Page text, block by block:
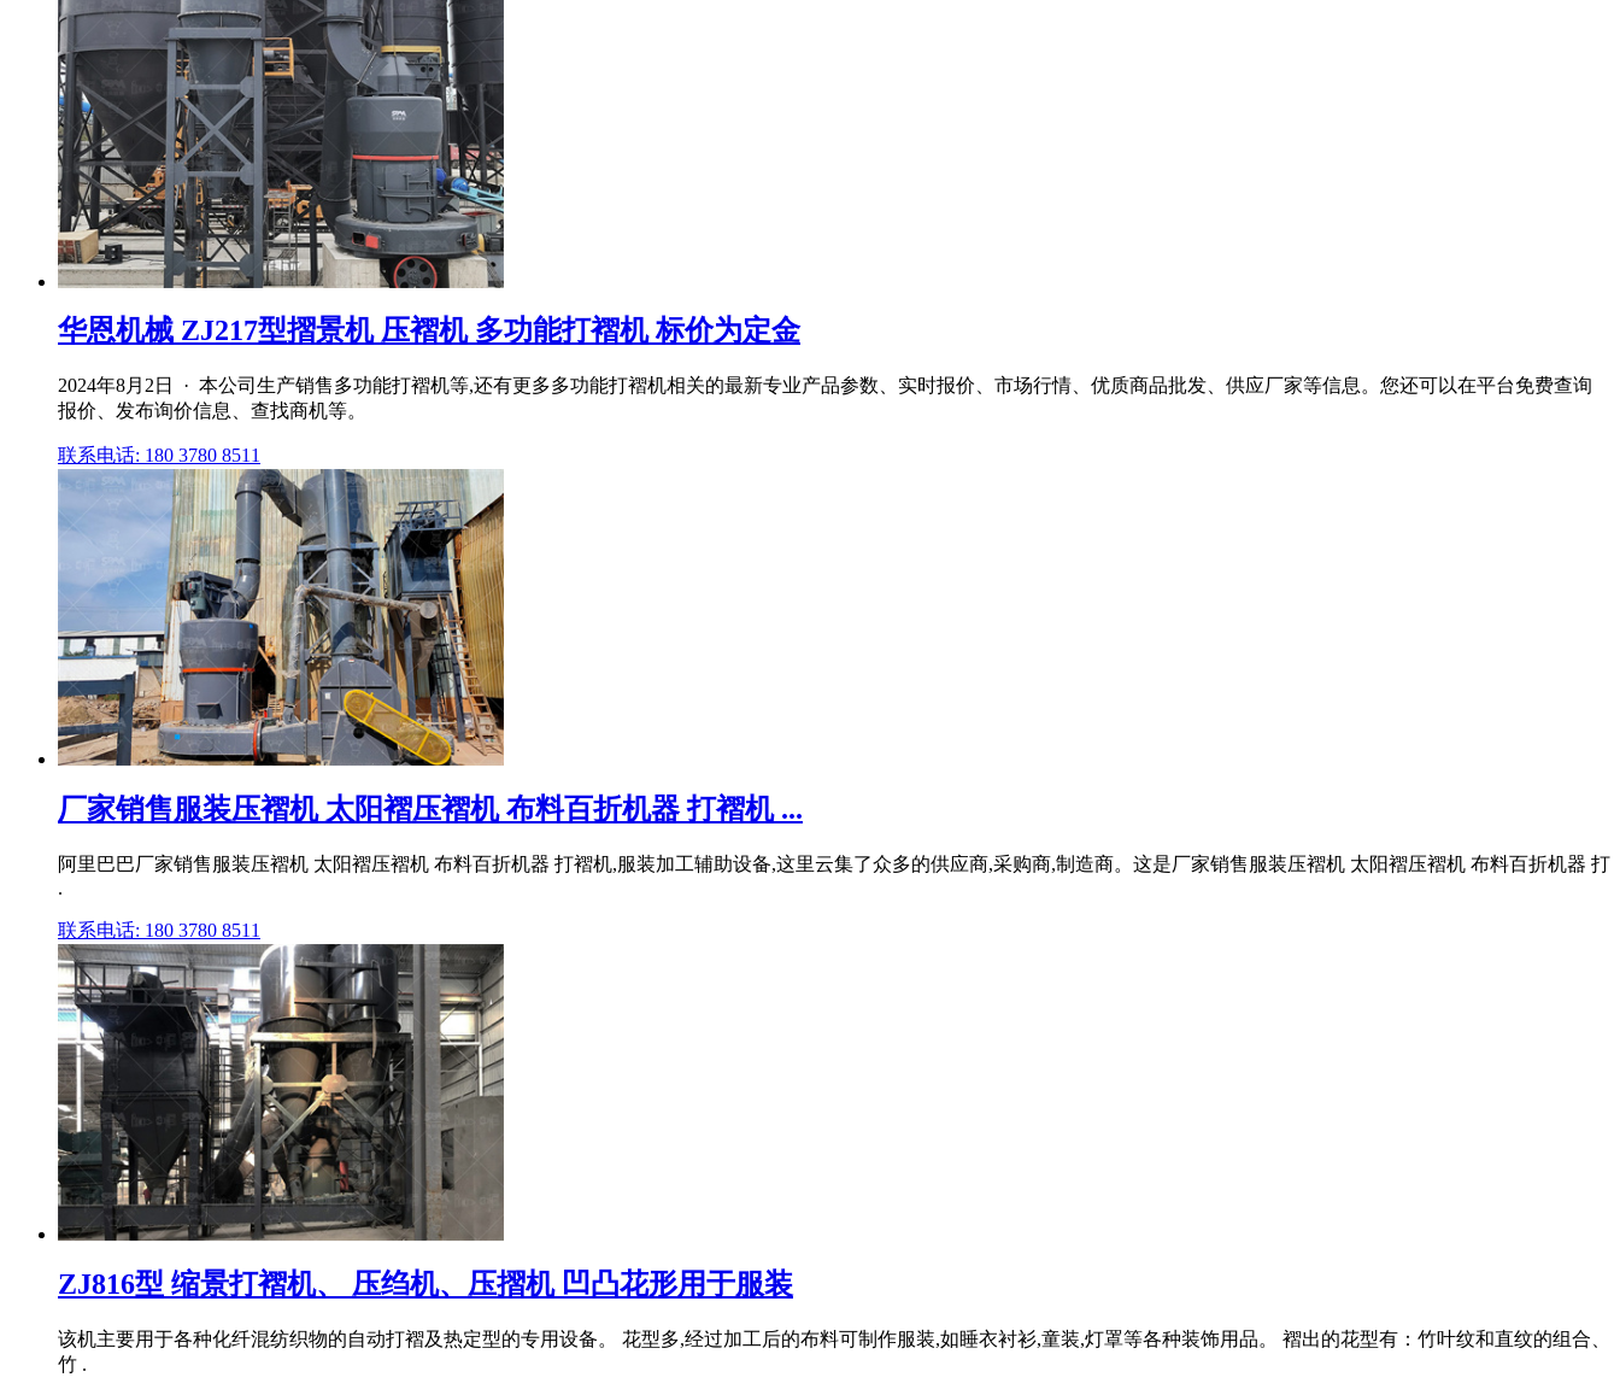
华恩机械 ZJ217型摺景机 压褶机 多功能打褶机 标价为定金
2024年8月2日 · 本公司生产销售多功能打褶机等,还有更多多功能打褶机相关的最新专业产品参数、实时报价、市场行情、优质商品批发、供应厂家等信息。您还可以在平台免费查询
报价、发布询价信息、查找商机等。
联系电话: 180 3780 8511
厂家销售服装压褶机 太阳褶压褶机 布料百折机器 打褶机 ...
阿里巴巴厂家销售服装压褶机 太阳褶压褶机 布料百折机器 打褶机,服装加工辅助设备,这里云集了众多的供应商,采购商,制造商。这是厂家销售服装压褶机 太阳褶压褶机 布料百折机器 打
.
联系电话: 180 3780 8511
ZJ816型 缩景打褶机、 压绉机、压摺机 凹凸花形用于服装
该机主要用于各种化纤混纺织物的自动打褶及热定型的专用设备。 花型多,经过加工后的布料可制作服装,如睡衣衬衫,童装,灯罩等各种装饰用品。 褶出的花型有：竹叶纹和直纹的组合、
竹 .